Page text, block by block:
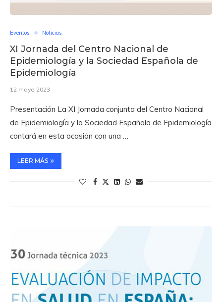
Eventos Noticias
XI Jornada del Centro Nacional de
Epidemiología y la Sociedad Española de
Epidemiología
12 mayo 2023
Presentación La XI Jornada conjunta del Centro Nacional
de Epidemiología y la Sociedad Española de Epidemiología
contará en esta ocasión con una …
LEER MÁS